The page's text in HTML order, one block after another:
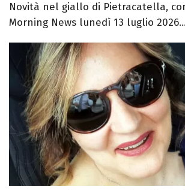
Novità nel giallo di Pietracatella,
Morning News lunedì 13 luglio 2026...